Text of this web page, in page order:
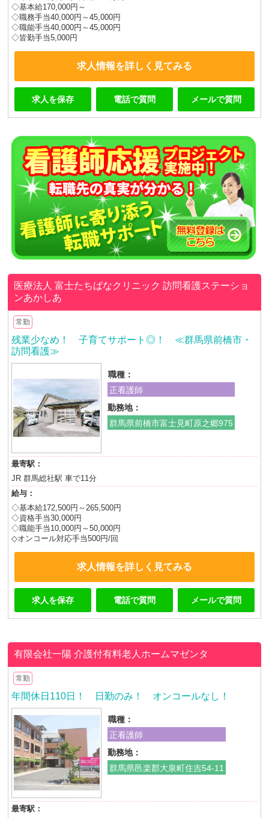
◇基本給170,000円～
◇職務手当40,000円～45,000円
◇職能手当40,000円～45,000円
◇皆勤手当5,000円
求人情報を詳しく見てみる
求人を保存 電話で質問 メールで質問
医療法人 富士たちばなクリニック訪問看護ステーショ
ンあかしあ
常勤
残業少なめ！ 子育てサポート◎！ ≪群馬県前橋市・
訪問看護≫
職種：
正看護師
勤務地：
群馬県前橋市富士見町原之郷975
最寄駅：
JR 群馬総社駅 車で11分
給与：
◇基本給172,500円～265,500円
◇資格手当30,000円
◇職能手当10,000円～50,000円
◇オンコール対応手当500円/回
求人情報を詳しく見てみる
求人を保存 電話で質問 メールで質問
有限会社一陽介護付有料老人ホームマゼンタ
常勤
年間休日110日！ 日勤のみ！ オンコールなし！
職種：
正看護師
勤務地：
群馬県邑楽郡大泉町住吉54-11
最寄駅：